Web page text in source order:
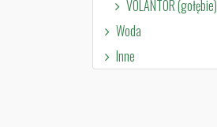
VOLANTOR (gołębie)
Woda
Inne